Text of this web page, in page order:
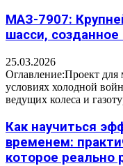
МАЗ-7907:
шасси,
25.03.2026
Оглавление:Проект
условиях холодной
ведущих колеса и
Как научиться
временем:
которое реально